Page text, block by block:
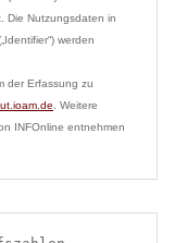
Die Nutzungsdaten in
werden
der Erfassung zu
. Weitere